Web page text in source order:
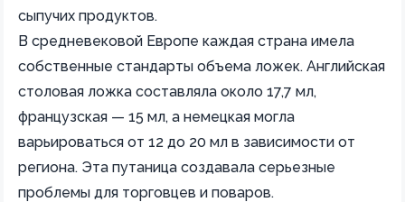
сыпучих продуктов.
В средневековой Европе каждая страна имела
собственные стандарты объема ложек. Английская
столовая ложка составляла около 17,7 мл,
французская — 15 мл, а немецкая могла
варьироваться от 12 до 20 мл в зависимости от
региона. Эта путаница создавала серьезные
проблемы для торговцев и поваров.